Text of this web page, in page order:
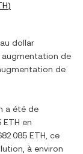
)
dollar
augmentation de
de
a été de
ETH en
085 ETH , ce
à environ